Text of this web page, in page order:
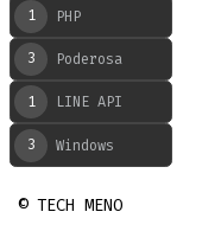
1 PHP
3 Poderosa
1 LINE API
3 Windows
© TECH MENO